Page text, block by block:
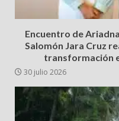
Encuentro de
Salomón Jara Cruz
transformación
30 julio 2026